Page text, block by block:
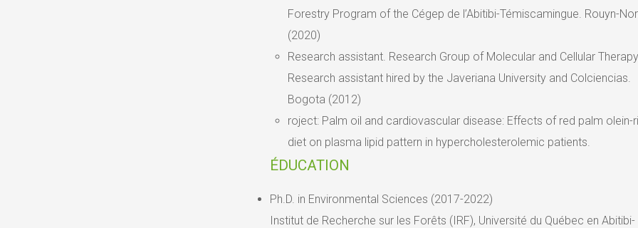
Forestry Program of the Cégep de l’Abitibi-Témiscamingue. Rouyn-
(2020)
Research assistant. Research Group of Molecular and Cellular
Research assistant hired by the Javeriana University and Colciencias.
Bogota (2012)
roject: Palm oil and cardiovascular disease: Effects of red palm olein-
diet on plasma lipid pattern in hypercholesterolemic patients.
ÉDUCATION
Ph.D. in Environmental Sciences (2017-2022)
Institut de Recherche sur les Forêts (IRF), Université du Québec en Abitibi-